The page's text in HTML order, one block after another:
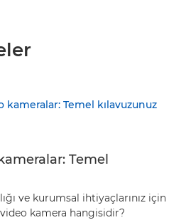
Temel
ve kurumsal ihtiyaçlarınız için
kamera hangisidir?